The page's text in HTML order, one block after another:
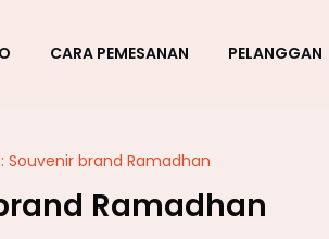
CARA PEMESANAN PELANGGAN
Souvenir brand Ramadhan
Ramadhan